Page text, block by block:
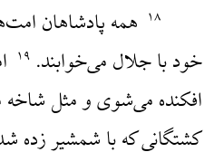
۱۸ همه پادشاهان
خود با جلال می‌خوابند. ۱۹
افکنده می‌شوی و مثل شاخه
کشتگانی که با شمشیر زده